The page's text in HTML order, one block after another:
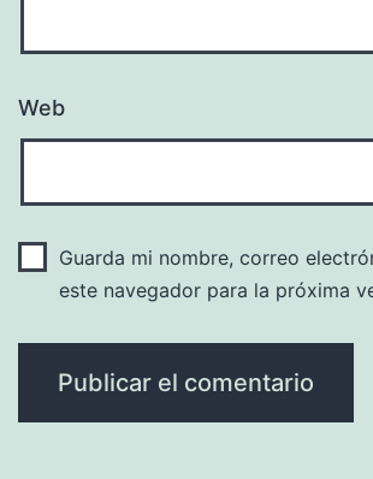
Web
Guarda mi nombre, correo
este navegador para la próxima